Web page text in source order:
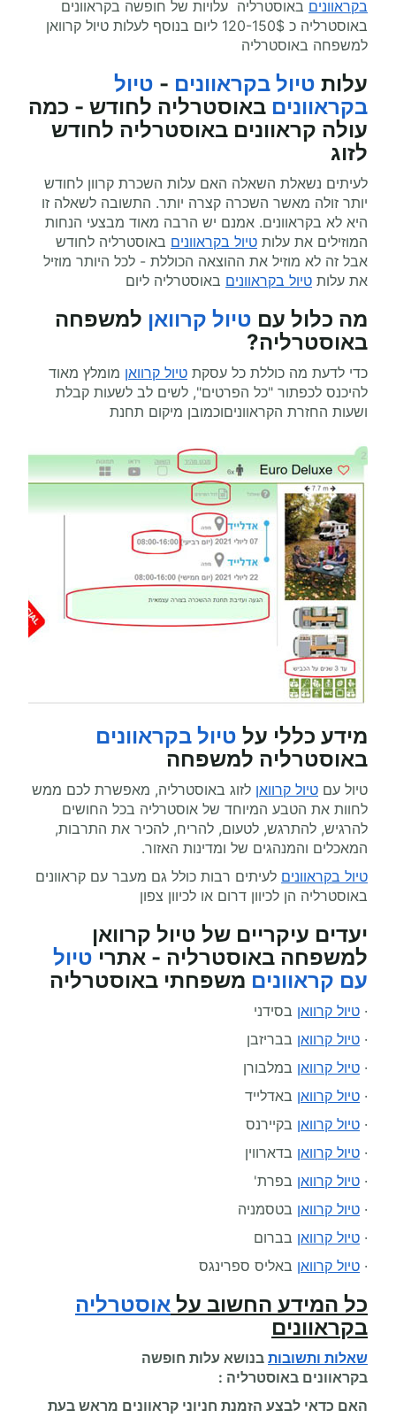
בקראוונים באוסטרליה עלויות של חופשה בקראוונים
באוסטרליה כ 120-150$ ליום בנוסף לעלות טיול קרוואן
למשפחה באוסטרליה
עלות טיול בקראוונים - טיול
בקראוונים באוסטרליה לחודש - כמה
עולה קראוונים באוסטרליה לחודש
לזוג
לעיתים נשאלת השאלה האם עלות השכרת קרוון לחודש
יותר זולה מאשר השכרה קצרה יותר. התשובה לשאלה זו
היא לא בקראוונים. אמנם יש הרבה מאוד מבצעי הנחות
המוזילים את עלות טיול בקראוונים באוסטרליה לחודש
אבל זה לא מוזיל את ההוצאה הכוללת - לכל היותר מוזיל
את עלות טיול בקראוונים באוסטרליה ליום
מה כלול עם טיול קרוואן למשפחה
באוסטרליה?
כדי לדעת מה כוללת כל עסקת טיול קרוואן מומלץ מאוד
להיכנס לכפתור "כל הפרטים", לשים לב לשעות קבלת
ושעות החזרת הקראווניםוכמובן מיקום תחנת
מידע כללי על טיול בקראוונים
באוסטרליה למשפחה
טיול עם טיול קרוואן לזוג באוסטרליה, מאפשרת לכם ממש
לחוות את הטבע המיוחד של אוסטרליה בכל החושים
להרגיש, להתרגש, לטעום, להריח, להכיר את התרבות,
המאכלים והמנהגים של ומדינות האזור.
טיול בקראוונים לעיתים רבות כולל גם מעבר עם קראוונים
באוסטרליה הן לכיוון דרום או לכיוון צפון
יעדים עיקריים של טיול קרוואן
למשפחה באוסטרליה - אתרי טיול
עם קראוונים משפחתי באוסטרליה
· טיול קרוואן בסידני
· טיול קרוואן בבריזבן
· טיול קרוואן במלבורן
· טיול קרוואן באדלייד
· טיול קרוואן בקיירנס
· טיול קרוואן בדארווין
· טיול קרוואן בפרת'
· טיול קרוואן בטסמניה
· טיול קרוואן בברום
· טיול קרוואן באליס ספרינגס
כל המידע החשוב על אוסטרליה
בקראוונים
שאלות ותשובות בנושא עלות חופשה
בקראוונים באוסטרליה :
האם כדאי לבצע הזמנת חניוני קראוונים מראש בעת